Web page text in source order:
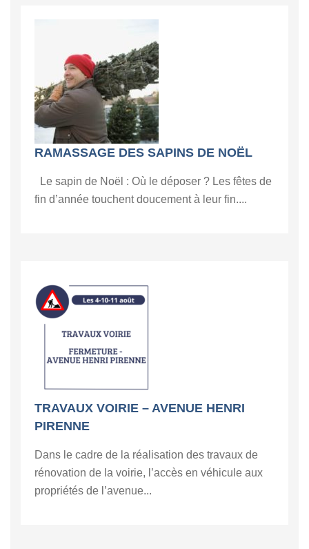
RAMASSAGE DES SAPINS DE NOËL
Le sapin de Noël : Où le déposer ? Les fêtes de
fin d’année touchent doucement à leur fin....
TRAVAUX VOIRIE – AVENUE HENRI
PIRENNE
Dans le cadre de la réalisation des travaux de
rénovation de la voirie, l’accès en véhicule aux
propriétés de l’avenue...